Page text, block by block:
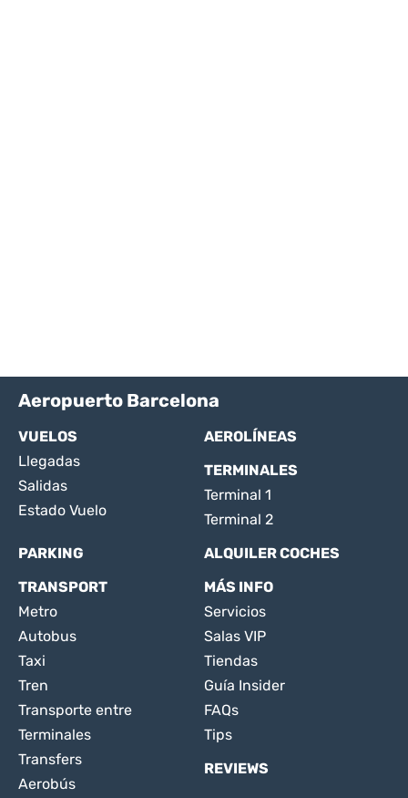
Aeropuerto Barcelona
VUELOS
Llegadas
Salidas
Estado Vuelo
AEROLÍNEAS
TERMINALES
Terminal 1
Terminal 2
PARKING
ALQUILER COCHES
TRANSPORT
Metro
Autobus
Taxi
Tren
Transporte entre
Terminales
Transfers
Aerobús
MÁS INFO
Servicios
Salas VIP
Tiendas
Guía Insider
FAQs
Tips
REVIEWS